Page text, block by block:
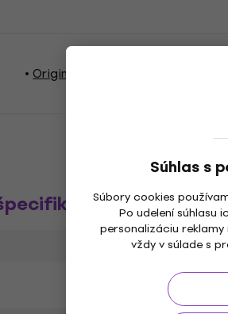
Súhlas s
Súbory cookies
Po udelení súhlasu
personalizáciu
vždy v súlade s
Original Soundtrack LP platne